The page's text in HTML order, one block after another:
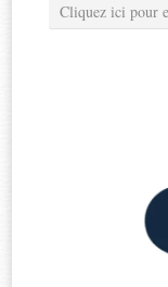
Cliquez ici pour